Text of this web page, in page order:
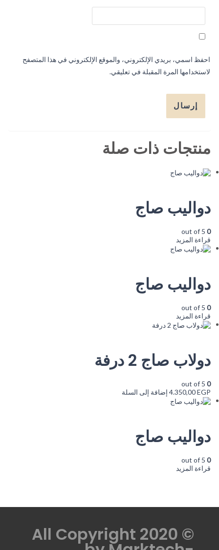
احفظ اسمي، بريدي الإلكتروني، والموقع الإلكتروني في هذا المتصفح
لاستخدامها المرة المقبلة في تعليقي.
منتجات ذات صلة
دواليب صاج
0
قراءة المزيد
دواليب صاج
0
قراءة المزيد
دولاب صاج 2 درفة
0
4.350,00EGP إضافة إلى السلة
دواليب صاج
0
قراءة المزيد
© All Copyright 2020